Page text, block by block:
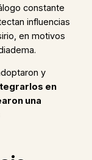
constante
influencias
en motivos
y
en
una